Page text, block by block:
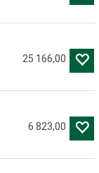
25 166,00
6 823,00